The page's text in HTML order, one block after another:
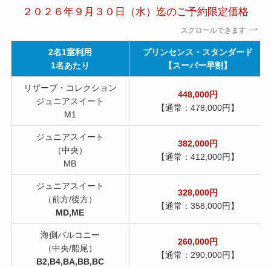
２０２６年９月３０日（水）迄のご予約限定価格
スクロールできます
2名1室利用
1名あたり
プリンセンス・スタンダード
【スーパー早割】
リザーブ・コレクション
ジュニアスイート
M1
448,000円
【通常：478,000円】
ジュニアスイート
（中央）
MB
382,000円
【通常：412,000円】
ジュニアスイート
（前方/後方）
MD,ME
328,000円
【通常：358,000円】
海側バルコニー
（中央/船尾）
B2,B4,BA,BB,BC
260,000円
【通常：290,000円】